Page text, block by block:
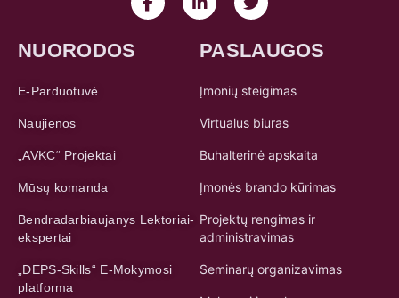
NUORODOS
E-Parduotuvė
Naujienos
„AVKC“ Projektai
Mūsų komanda
Bendradarbiaujanys Lektoriai-
ekspertai
„DEPS-Skills“ E-Mokymosi
platforma
PASLAUGOS
Įmonių steigimas
Virtualus biuras
Buhalterinė apskaita
Įmonės brando kūrimas
Projektų rengimas ir
administravimas
Seminarų organizavimas